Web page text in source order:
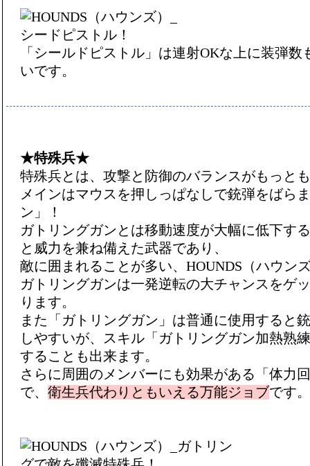
「シールドピストル」は連射OKな上に装弾
いです。
★特殊兵★
特殊兵とは、攻撃と防御のバランスがもっと
メインはマウスを押しっぱなしで銃弾をばら
ン」！
ガトリングガンとは移動速度が大幅に低下す
と威力を兼ね備えた武器であり、
敵に囲まれることが多い、HOUNDS（ハウン
ガトリングガンは一発逆転の大チャンスをゲ
ります。
また「ガトリングガン」は普通に使用すると
しやすいが、スキル「ガトリングガン加熱熟
することも出来ます。
さらに周囲のメンバーにも効果がある「体力
で、 衛生兵代わりともいえる万能ジョブです。